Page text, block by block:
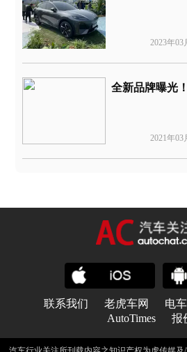
2023年03
2021年03
联系我们 老虎车网 电
AutoTimes
报